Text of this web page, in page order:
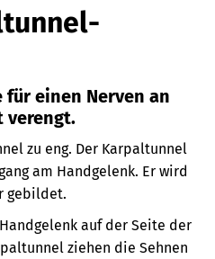
einen Nerven an
verengt.
zu eng. Der Karpaltunnel
am Handgelenk. Er wird
gebildet.
auf der Seite der
ziehen die Sehnen